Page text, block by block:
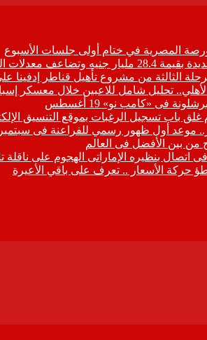
المصرية في ختام أولى جلسات الأسبوع
خلال النصف الأول من 2026
الثالثة من مشروع تأهيل قناطر إدفينا
تحليل شامل للاعبين خلال معسكر
فى «كامب نو» 19 أغسطس
غلق باب تسجيل الرغبات بموقع التنسيق
موعد أول ظهور رسمي للفراعنة فى سبتمبر
بين الأفضل فى العالم
فى اتصال بنظيره الإماراتى الهجوم على
حركة الأسعار .. تعرف على باقي الأعيرة